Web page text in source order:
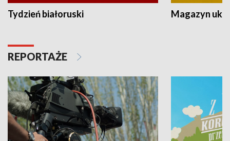
Tydzień białoruski Magazyn
REPORTAŻE